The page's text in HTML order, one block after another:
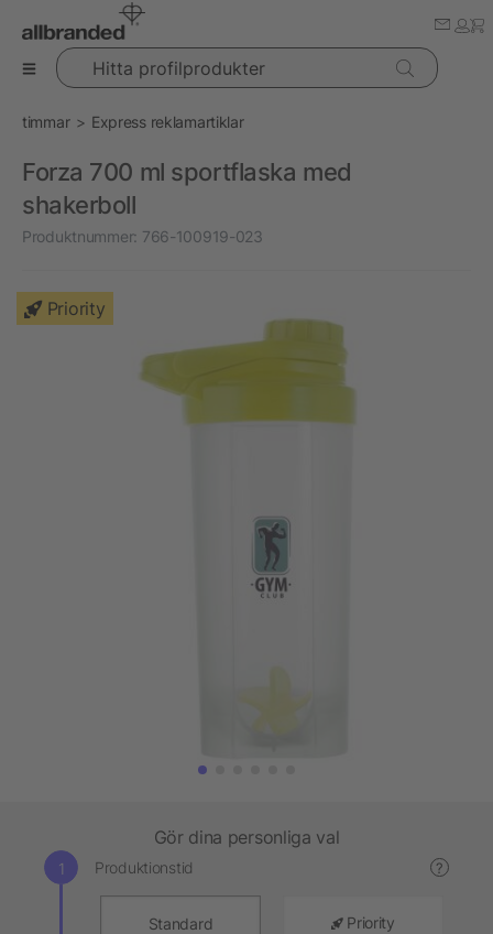
Hitta profilprodukter
timmar Express reklamartiklar
Forza 700 ml sportflaska med
shakerboll
Produktnummer: 766-100919-023
Priority
Gör dina personliga val
Produktionstid ?
Standard Priority